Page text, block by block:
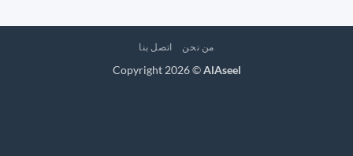
من نحن اتصل بنا
Copyright 2026 ©AlAseel